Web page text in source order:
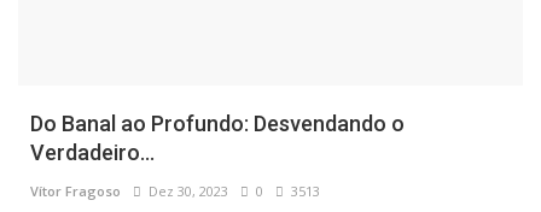
Do Banal ao Profundo: Desvendando o
Verdadeiro...
Vítor Fragoso Dez 30, 2023 0 3513